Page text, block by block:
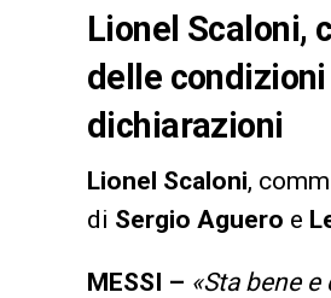
Lionel Scaloni,
delle
dichiarazioni
Lionel Scaloni,
di Sergio Aguero e
MESSI – «Sta bene